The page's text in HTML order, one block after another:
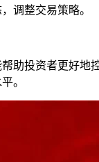
调整交易策略。
助投资者更好
。